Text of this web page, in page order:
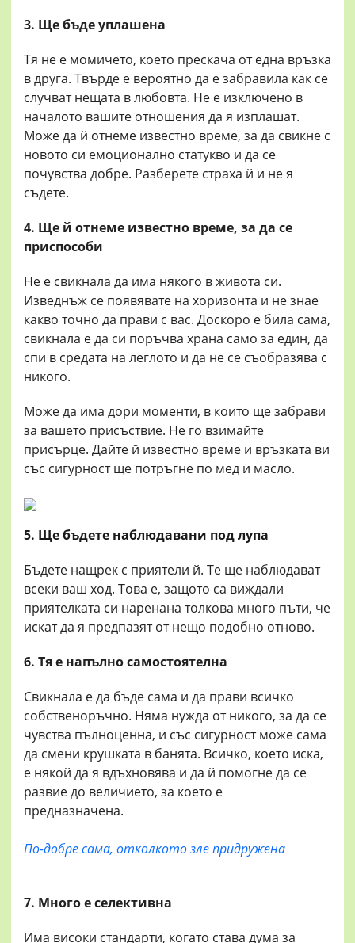
3. Ще бъде уплашена
Тя не е момичето, което прескача от една връзка
в друга. Твърде е вероятно да е забравила как се
случват нещата в любовта. Не е изключено в
началото вашите отношения да я изплашат.
Може да й отнеме известно време, за да свикне с
новото си емоционално статукво и да се
почувства добре. Разберете страха й и не я
съдете.
4. Ще й отнеме известно време, за да се
приспособи
Не е свикнала да има някого в живота си.
Изведнъж се появявате на хоризонта и не знае
какво точно да прави с вас. Доскоро е била сама,
свикнала е да си поръчва храна само за един, да
спи в средата на леглото и да не се съобразява с
никого.
Може да има дори моменти, в които ще забрави
за вашето присъствие. Не го взимайте
присърце. Дайте й известно време и връзката ви
със сигурност ще потръгне по мед и масло.
5. Ще бъдете наблюдавани под лупа
Бъдете нащрек с приятели й. Те ще наблюдават
всеки ваш ход. Това е, защото са виждали
приятелката си наренана толкова много пъти, че
искат да я предпазят от нещо подобно отново.
6. Тя е напълно самостоятелна
Свикнала е да бъде сама и да прави всичко
собственоръчно. Няма нужда от никого, за да се
чувства пълноценна, и със сигурност може сама
да смени крушката в банята. Всичко, което иска,
е някой да я вдъхновява и да й помогне да се
развие до величието, за което е
предназначена.
По-добре сама, отколкото зле придружена
7. Много е селективна
Има високи стандарти, когато става дума за